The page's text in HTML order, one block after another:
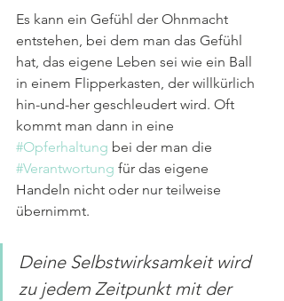
Es kann ein Gefühl der Ohnmacht
entstehen, bei dem man das Gefühl
hat, das eigene Leben sei wie ein Ball
in einem Flipperkasten, der willkürlich
hin-und-her geschleudert wird. Oft
kommt man dann in eine
#Opferhaltung bei der man die
#Verantwortung für das eigene
Handeln nicht oder nur teilweise
übernimmt.
Deine Selbstwirksamkeit wird
zu jedem Zeitpunkt mit der